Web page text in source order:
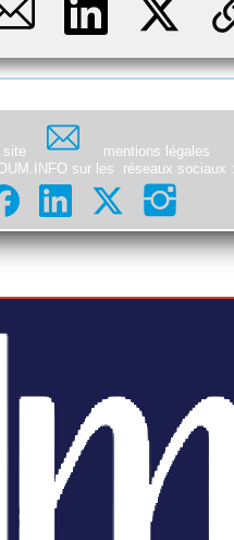
site
mentions légales
sur les
réseaux sociaux :